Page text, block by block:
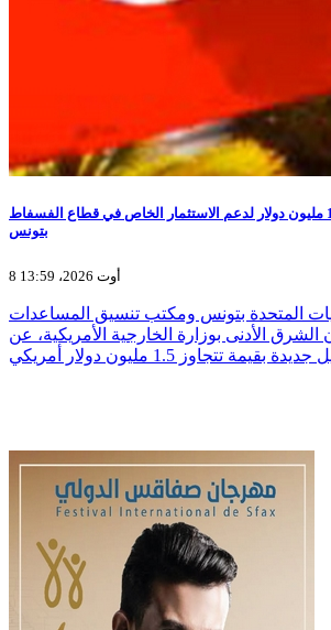
منحة أمريكية بأكثر من 1.5 مليون دولار لدعم الاستثمار الخاص في قطاع الفسفاط
بتونس
8 أوت 2026، 13:59
المتحدة بتونس ومكتب تنسيق المساعدات
الشرق الأدنى بوزارة الخارجية الأمريكية، عن